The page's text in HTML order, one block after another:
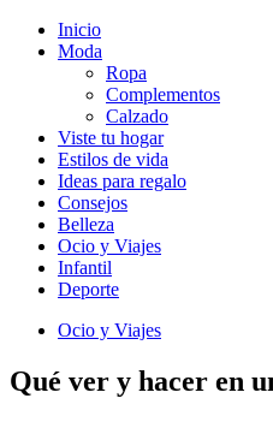
Inicio
Moda
Ropa
Complementos
Calzado
Viste tu hogar
Estilos de vida
Ideas para regalo
Consejos
Belleza
Ocio y Viajes
Infantil
Deporte
Ocio y Viajes
Qué ver y hacer en